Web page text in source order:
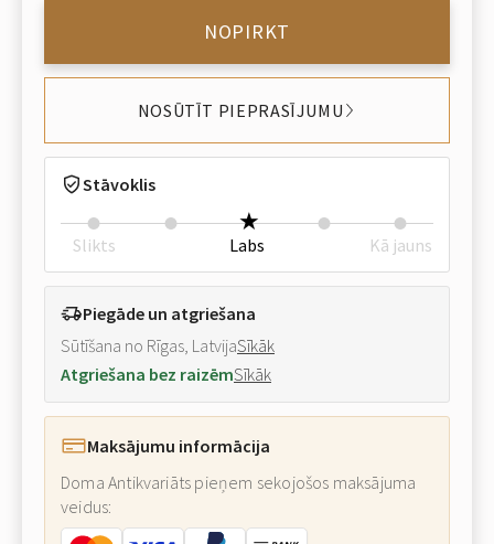
NOPIRKT
NOSŪTĪT PIEPRASĪJUMU
Stāvoklis
Slikts Labs Kā jauns
Piegāde un atgriešana
Sūtīšana no Rīgas, LatvijaSīkāk
Atgriešana bez raizēmSīkāk
Maksājumu informācija
Doma Antikvariāts pieņem sekojošos maksājuma
veidus: